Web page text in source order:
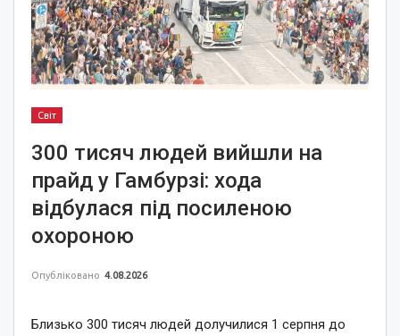
Світ
300 тисяч людей вийшли на
прайд у Гамбурзі: хода
відбулася під посиленою
охороною
Опубліковано 4.08.2026
Близько 300 тисяч людей долучилися 1 серпня до